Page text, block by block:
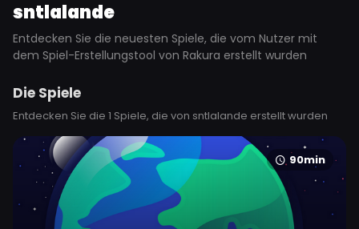
sntlalande
Entdecken Sie die neuesten Spiele, die vom Nutzer mit
dem Spiel-Erstellungstool von Rakura erstellt wurden
Die Spiele
Entdecken Sie die 1 Spiele, die von sntlalande erstellt wurden
90min